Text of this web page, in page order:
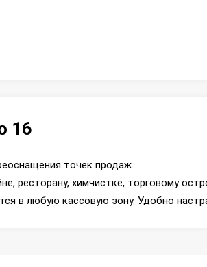
16
точек продаж.
ресторану, химчистке, торговому
в любую кассовую зону. Удобно